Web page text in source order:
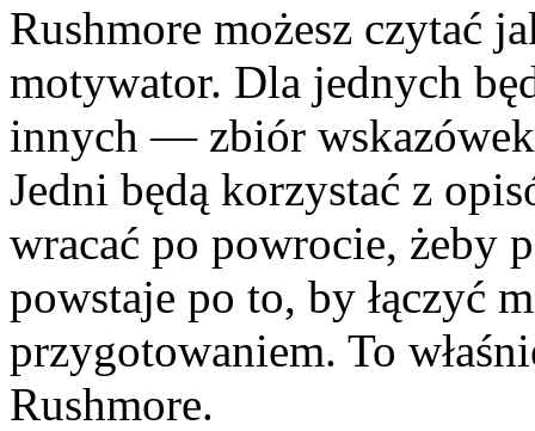
Rushmore możesz czytać
motywator. Dla jednych
innych — zbiór
Jedni będą korzystać z
wracać po powrocie, żeby
powstaje po to, by łączyć
przygotowaniem. To
Rushmore.